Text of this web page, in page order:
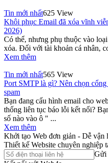
Tin mới nhất625 View
Khôi phục Email đã xóa vĩnh
2026)
Có thể, nhưng phụ thuộc vào
xóa. Đối với tài khoản cá nhân,
Xem thêm
Tin mới nhất565 View
Port SMTP là gì? Nên chọn
spam
Bạn đang cấu hình email cho
thống liên tục báo lỗi kết nối?
số nào vào ô " ...
Xem thêm
Khởi tạo Web đơn giản - Dễ vận
Thiết kế Website chuyên nghiệp
Gửi